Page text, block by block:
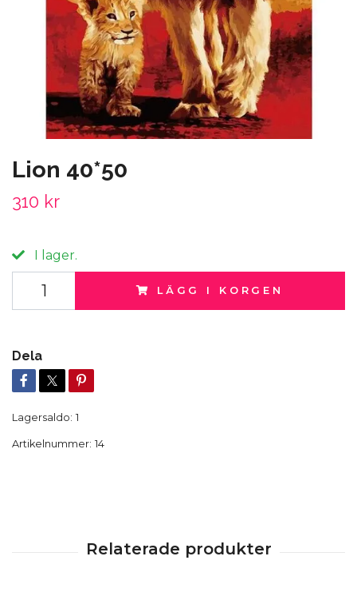
Lion 40*50
310 kr
I lager.
LÄGG I KORGEN
Dela
Lagersaldo: 1
Artikelnummer: 14